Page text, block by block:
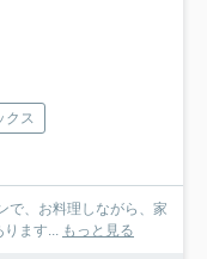
クス
で、お料理しながら、家
ます...
もっと見る